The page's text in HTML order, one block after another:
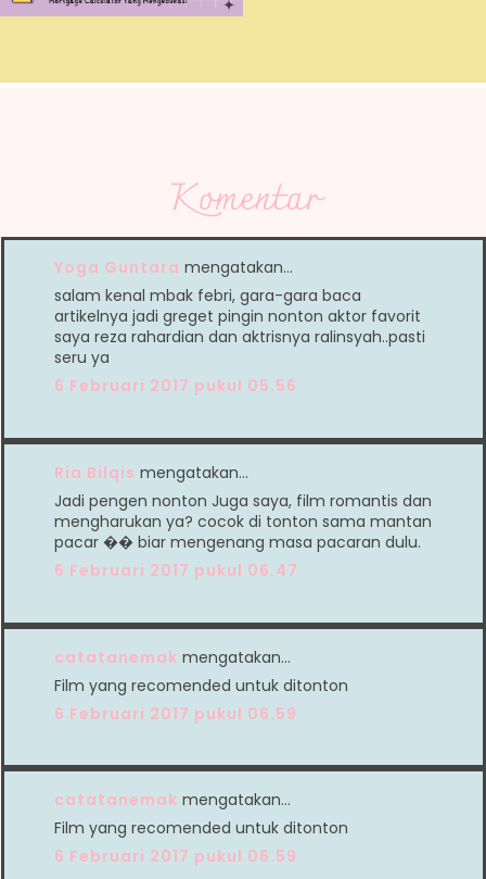
Komentar
Yoga Guntara mengatakan…
salam kenal mbak febri, gara-gara baca
artikelnya jadi greget pingin nonton aktor favorit
saya reza rahardian dan aktrisnya ralinsyah..pasti
seru ya
6 Februari 2017 pukul 05.56
Ria Bilqis mengatakan…
Jadi pengen nonton Juga saya, film romantis dan
mengharukan ya? cocok di tonton sama mantan
pacar �� biar mengenang masa pacaran dulu.
6 Februari 2017 pukul 06.47
catatanemak mengatakan…
Film yang recomended untuk ditonton
6 Februari 2017 pukul 06.59
catatanemak mengatakan…
Film yang recomended untuk ditonton
6 Februari 2017 pukul 06.59